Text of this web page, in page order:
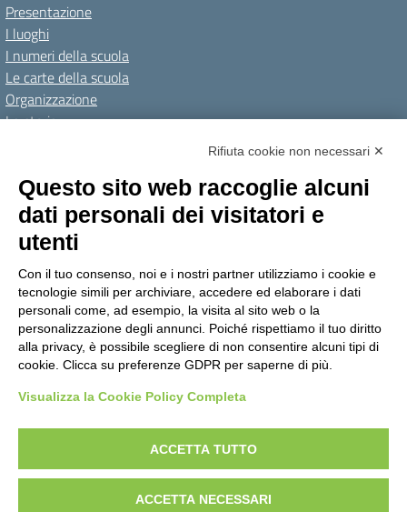
Presentazione
I luoghi
I numeri della scuola
Le carte della scuola
Organizzazione
La storia
Personale scolastico
Famiglie e studenti
Percorsi di studio
Offerta formativa
I progetti delle classi
Novità
Le notizie
Amministrazione TrasparenteAlbo onlinePrivacy Policy
Dichiarazione di accessibilitàObiettivi di accessibilità
Note legali
Concept & Design by Designers Italia
Rifiuta cookie non necessari ✕
Questo sito web raccoglie alcuni
dati personali dei visitatori e
utenti
Con il tuo consenso, noi e i nostri partner utilizziamo i cookie e
tecnologie simili per archiviare, accedere ed elaborare i dati
personali come, ad esempio, la visita al sito web o la
personalizzazione degli annunci. Poiché rispettiamo il tuo diritto
alla privacy, è possibile scegliere di non consentire alcuni tipi di
cookie. Clicca su preferenze GDPR per saperne di più.
Visualizza la Cookie Policy Completa
ACCETTA TUTTO
ACCETTA NECESSARI